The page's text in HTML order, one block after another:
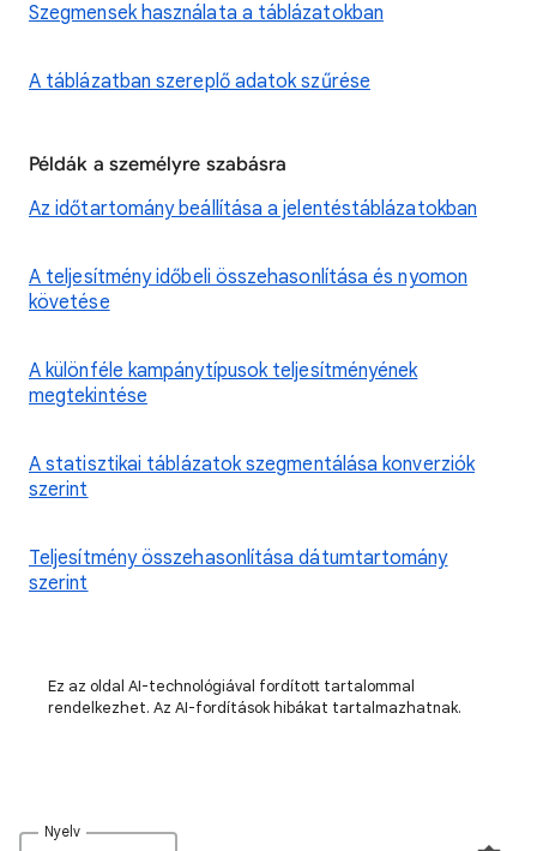
Szegmensek használata a táblázatokban
A táblázatban szereplő adatok szűrése
Példák a személyre szabásra
Az időtartomány beállítása a jelentéstáblázatokban
A teljesítmény időbeli összehasonlítása és nyomon
követése
A különféle kampánytípusok teljesítményének
megtekintése
A statisztikai táblázatok szegmentálása konverziók
szerint
Teljesítmény összehasonlítása dátumtartomány
szerint
Ez az oldal AI-technológiával fordított tartalommal
rendelkezhet. Az AI-fordítások hibákat tartalmazhatnak.
Nyelv